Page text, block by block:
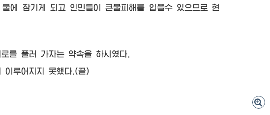
에 잠기게 되고 인민들이 큰물피해를 입을수 있으므로 현
를 풀러 가자는 약속을 하시였다.
이루어지지 못했다.(끝)